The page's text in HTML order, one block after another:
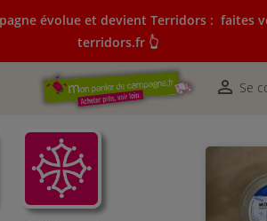
évolue et devient Terridors : faites
terridors.fr 👆
 Se
campagne évolue et devient Terridors:
courses sur terridors.fr 👆